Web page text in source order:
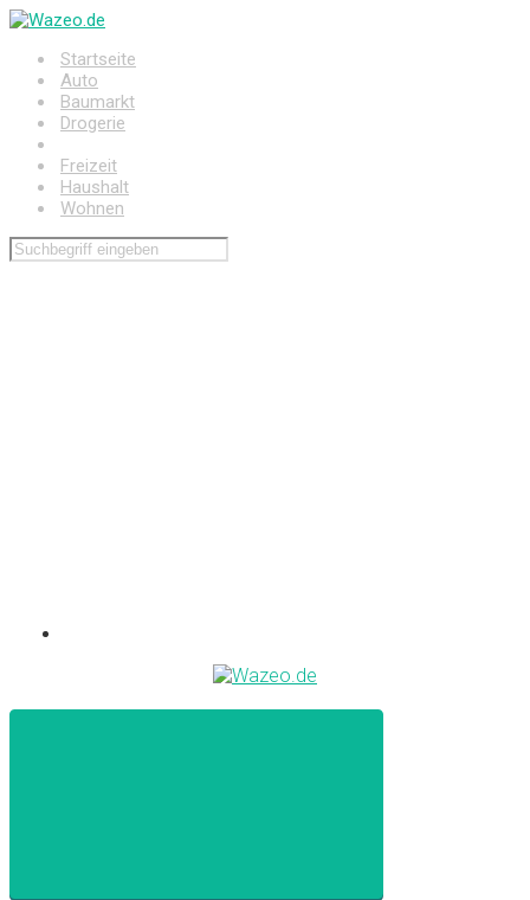
Zum
springenStartseite
Auto
Baumarkt
Drogerie
Freizeit
Haushalt
Wohnen